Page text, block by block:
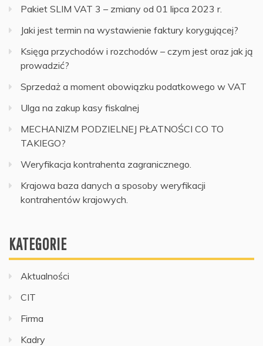
Pakiet SLIM VAT 3 – zmiany od 01 lipca 2023 r.
Jaki jest termin na wystawienie faktury korygującej?
Księga przychodów i rozchodów – czym jest oraz jak ją
prowadzić?
Sprzedaż a moment obowiązku podatkowego w VAT
Ulga na zakup kasy fiskalnej
MECHANIZM PODZIELNEJ PŁATNOŚCI CO TO
TAKIEGO?
Weryfikacja kontrahenta zagranicznego.
Krajowa baza danych a sposoby weryfikacji
kontrahentów krajowych.
KATEGORIE
Aktualności
CIT
Firma
Kadry